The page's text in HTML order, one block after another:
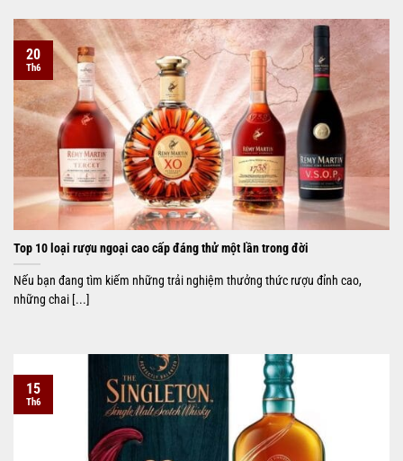
Top 10 loại rượu ngoại cao cấp đáng thử một lần trong đời
Nếu bạn đang tìm kiếm những trải nghiệm thưởng thức rượu đỉnh cao,
những chai [...]
20
Th6
15
Th6